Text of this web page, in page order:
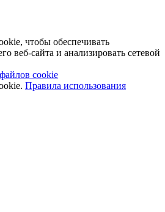
чтобы обеспечивать
веб-сайта и анализировать сетевой
cookie
Правила использования